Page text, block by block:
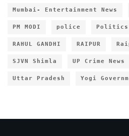
Mumbai- Entertainment News
PM MODI police Politics
RAHUL GANDHI RAIPUR
SJVN Shimla UP Crime News
Uttar Pradesh Yogi